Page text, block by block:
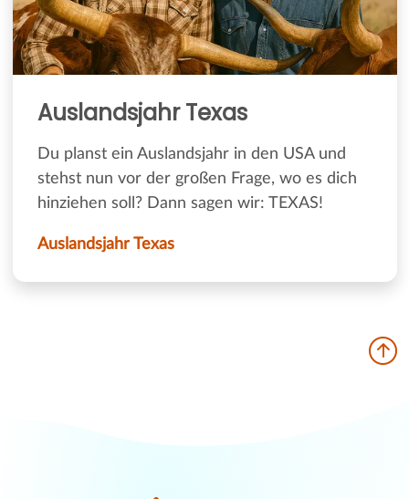
Auslandsjahr Texas
Du planst ein Auslandsjahr in den USA und
stehst nun vor der großen Frage, wo es dich
hinziehen soll? Dann sagen wir: TEXAS!
Auslandsjahr Texas